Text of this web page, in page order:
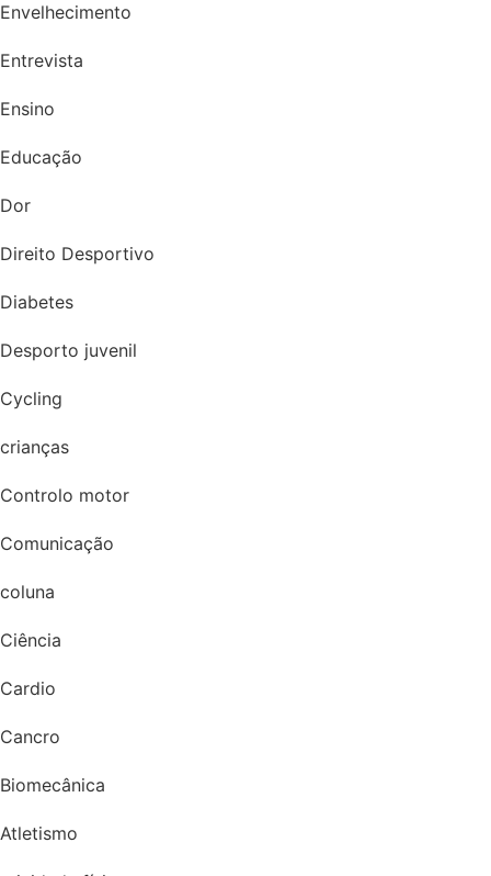
Envelhecimento
Entrevista
Ensino
Educação
Dor
Direito Desportivo
Diabetes
Desporto juvenil
Cycling
crianças
Controlo motor
Comunicação
coluna
Ciência
Cardio
Cancro
Biomecânica
Atletismo